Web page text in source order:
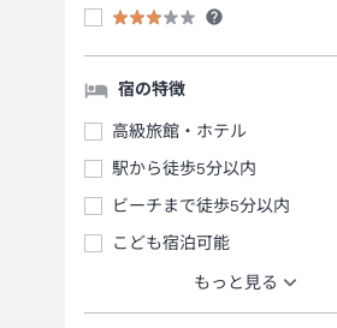
宿の特徴
高級旅館・ホテル
駅から徒歩5分以内
ビーチまで徒歩5分以内
こども宿泊可能
もっと見る